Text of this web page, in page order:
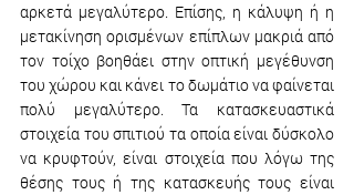
αρκετά μεγαλύτερο. Επίσης, η κάλυψη ή η
μετακίνηση ορισμένων επίπλων μακριά από
τον τοίχο βοηθάει στην οπτική μεγέθυνση
του χώρου και κάνει το δωμάτιο να φαίνεται
πολύ μεγαλύτερο. Τα κατασκευαστικά
στοιχεία του σπιτιού τα οποία είναι δύσκολο
να κρυφτούν, είναι στοιχεία που λόγω της
θέσης τους ή της κατασκευής τους είναι